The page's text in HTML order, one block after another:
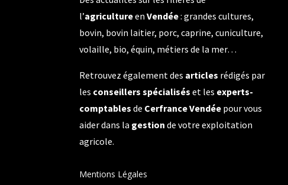
l’agricultureenVendée: grandes cultures,
bovin, bovin laitier, porc, caprine, cuniculture,
volaille, bio, équin, métiers de la mer…
Retrouvez également des articles rédigés par
les conseillers spécialisés et les experts-
comptables de Cerfrance Vendée pour vous
aider dans la gestion de votre exploitation
agricole.
Mentions Légales